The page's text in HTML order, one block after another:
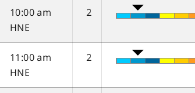
10:00 am
HNE
2
11:00 am
HNE
2